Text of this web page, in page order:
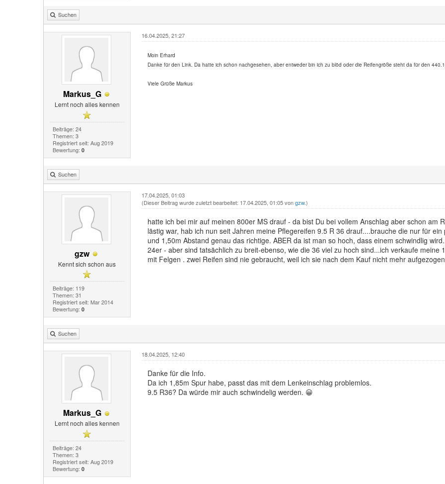
Suchen
Markus_G
Lernt noch alles kennen
Beiträge: 24
Themen: 3
Registriert seit: Aug 2019
Bewertung: 0
16.04.2025, 21:27
Moin Erhard
Danke für den Link. Da hatte ich schon nachgesehen, aber entweder bin ich zu blöd oder die Reifengröße steht da für den
Viele Grüße Markus
Suchen
gzw
Kennt sich schon aus
Beiträge: 119
Themen: 31
Registriert seit: Mar 2014
Bewertung: 0
17.04.2025, 01:03
(Dieser Beitrag wurde zuletzt bearbeitet: 17.04.2025, 01:05 vongzw.)
hatte ich bei mir auf meinen 800er MS drauf - da bist Du bei vollem Anschlag aber schon am
lästig war, hab ich nun seit Jahren meine Pflegereifen 9.5 R 36 drauf....brauche die nur für
und 1,50m Abstand genau das richtige. ABER da ist man so hoch, dass einem schwindlig
24er - aber sind tatsächlich zu breit-ebenso, wie die 36 viel zu hoch sind...ich verkaufe meine
mit Felgen . zwei Reifen sind nie gebraucht, weil ich sie nach dem Kauf nicht mehr
Suchen
Markus_G
Lernt noch alles kennen
Beiträge: 24
Themen: 3
Registriert seit: Aug 2019
Bewertung: 0
18.04.2025, 12:40
Danke für die Info.
Da ich 1,85m Spur habe, passt das mit dem Lenkeinschlag problemlos.
9.5 R36? Da würde mir auch schwindelig werden. 😀